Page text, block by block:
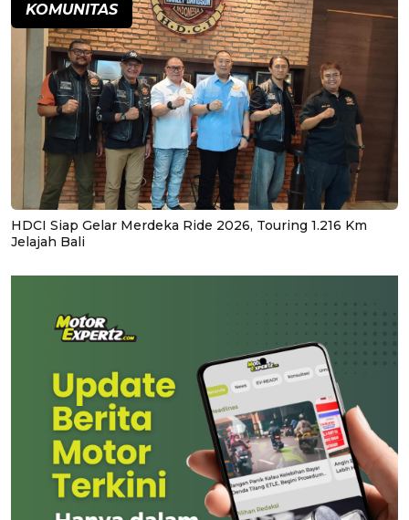
KOMUNITAS
HDCI Siap Gelar Merdeka Ride 2026, Touring 1.216 Km
Jelajah Bali